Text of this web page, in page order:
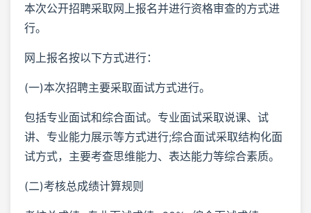
本次公开招聘采取网上报名并进行资格审查的方式进
行。
网上报名按以下方式进行：
(一)本次招聘主要采取面试方式进行。
包括专业面试和综合面试。专业面试采取说课、试
讲、专业能力展示等方式进行;综合面试采取结构化面
试方式，主要考查思维能力、表达能力等综合素质。
(二)考核总成绩计算规则